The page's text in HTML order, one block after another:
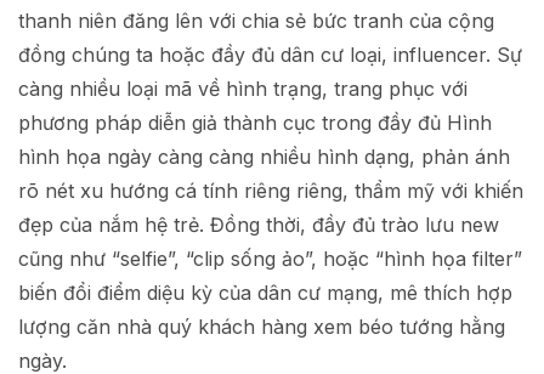
thanh niên đăng lên với chia sẻ bức tranh của cộng
đồng chúng ta hoặc đầy đủ dân cư loại, influencer. Sự
càng nhiều loại mã về hình trạng, trang phục với
phương pháp diễn giả thành cục trong đầy đủ Hình
hình họa ngày càng càng nhiều hình dạng, phản ánh
rõ nét xu hướng cá tính riêng riêng, thẩm mỹ với khiến
đẹp của nắm hệ trẻ. Đồng thời, đầy đủ trào lưu new
cũng như “selfie”, “clip sống ảo”, hoặc “hình họa filter”
biến đổi điểm diệu kỳ của dân cư mạng, mê thích hợp
lượng căn nhà quý khách hàng xem béo tướng hằng
ngày.